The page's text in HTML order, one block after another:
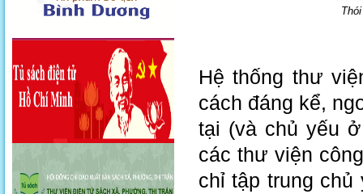
Hệ thống thư
cách đáng kể,
tại (và chủ yếu
các thư viện
chỉ tập trung chủ